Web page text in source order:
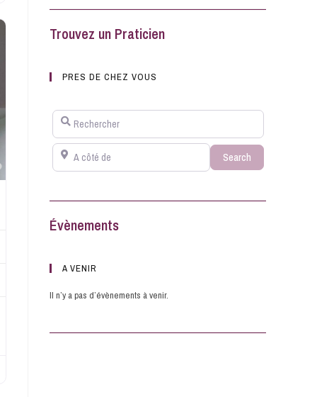
Favorite
Trouvez un Praticien
PRES DE CHEZ VOUS
Rechercher
A côté de SearchSearch
Évènements
A VENIR
Il n’y a pas d’évènements à venir.